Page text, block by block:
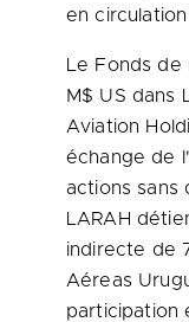
en
Le Fonds
M$ US dans
Aviation
échange de
actions sans
LARAH
indirecte de
Aéreas
participation